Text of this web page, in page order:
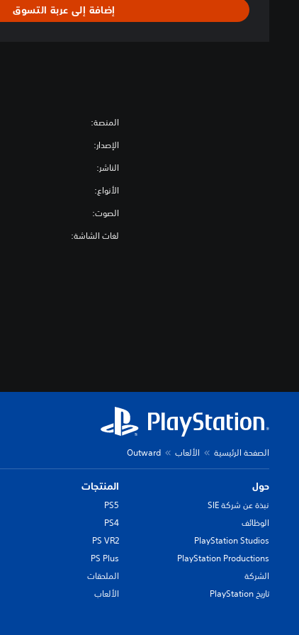
إضافة إلى عربة التسوق
المنصة:
الإصدار:
الناشر:
الأنواع:
الصوت:
لغات الشاشة:
الصفحة الرئيسية الألعاب Outward
حول
نبذة عن شركة SIE
الوظائف
PlayStation Studios
PlayStation Productions
الشركة
تاريخ PlayStation
المنتجات
PS5
PS4
PS VR2
PS Plus
الملحقات
الألعاب